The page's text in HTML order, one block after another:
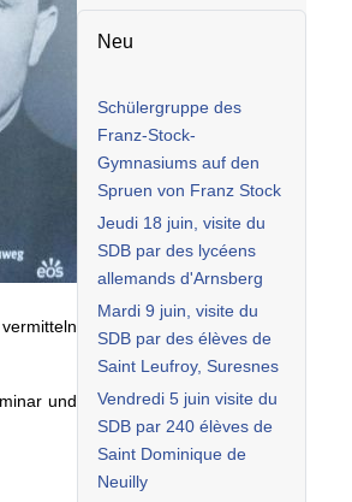
und
Neu
Schülergruppe des
Franz-Stock-
Gymnasiums auf den
Spruen von Franz Stock
Jeudi 18 juin, visite du
SDB par des lycéens
allemands d'Arnsberg
Mardi 9 juin, visite du
SDB par des élèves de
Saint Leufroy, Suresnes
Vendredi 5 juin visite du
SDB par 240 élèves de
Saint Dominique de
Neuilly